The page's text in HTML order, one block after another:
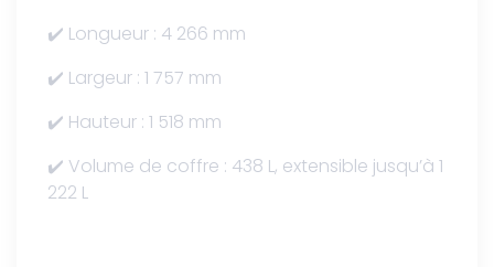
✔️ Longueur : 4 266 mm
✔️ Largeur : 1 757 mm
✔️ Hauteur : 1 518 mm
✔️ Volume de coffre : 438 L, extensible jusqu’à 1
222 L